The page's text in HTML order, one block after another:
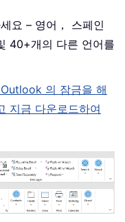
요 – 영어， 스페인
40+개의 다른 언어를
의 잠금을 해
지금 다운로드하여